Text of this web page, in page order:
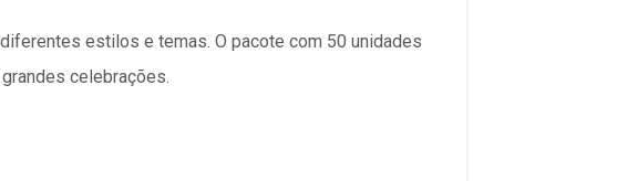
estilos e temas. O pacote com 50 unidades
celebrações.